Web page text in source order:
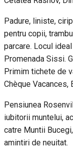
Padure, liniste,
pentru copii,
parcare. Locul
Promenada Sissi.
Primim tichete de
Chèque Vacances,
Pensiunea
iubitorii muntelui,
catre Muntii
amintiri de neuitat.